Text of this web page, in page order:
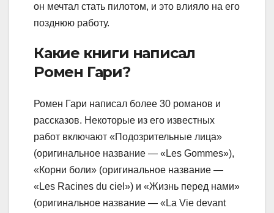
он мечтал стать пилотом, и это влияло на его
позднюю работу.
Какие книги написал
Ромен Гари?
Ромен Гари написал более 30 романов и
рассказов. Некоторые из его известных
работ включают «Подозрительные лица»
(оригинальное название — «Les Gommes»),
«Корни боли» (оригинальное название —
«Les Racines du ciel») и «Жизнь перед нами»
(оригинальное название — «La Vie devant